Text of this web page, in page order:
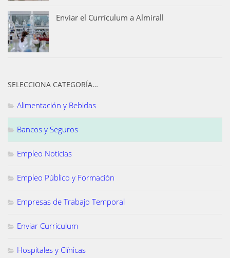
Enviar el Currículum a Almirall
SELECCIONA CATEGORÍA…
Alimentación y Bebidas
Bancos y Seguros
Empleo Noticias
Empleo Público y Formación
Empresas de Trabajo Temporal
Enviar Curriculum
Hospitales y Clínicas